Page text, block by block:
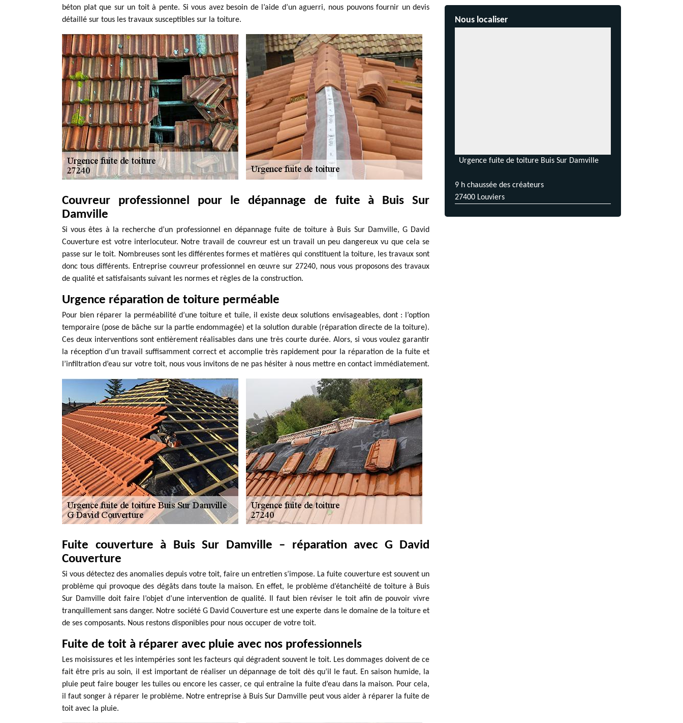
béton plat que sur un toit à pente. Si vous avez besoin de l’aide d’un aguerri, nous pouvons fournir un devis
détaillé sur tous les travaux susceptibles sur la toiture.
Couvreur professionnel pour le dépannage de fuite à Buis Sur
Damville
Si vous êtes à la recherche d’un professionnel en dépannage fuite de toiture à Buis Sur Damville, G David
Couverture est votre interlocuteur. Notre travail de couvreur est un travail un peu dangereux vu que cela se
passe sur le toit. Nombreuses sont les différentes formes et matières qui constituent la toiture, les travaux sont
donc tous différents. Entreprise couvreur professionnel en œuvre sur 27240, nous vous proposons des travaux
de qualité et satisfaisants suivant les normes et règles de la construction.
Urgence réparation de toiture perméable
Pour bien réparer la perméabilité d’une toiture et tuile, il existe deux solutions envisageables, dont : l’option
temporaire (pose de bâche sur la partie endommagée) et la solution durable (réparation directe de la toiture).
Ces deux interventions sont entièrement réalisables dans une très courte durée. Alors, si vous voulez garantir
la réception d’un travail suffisamment correct et accomplie très rapidement pour la réparation de la fuite et
l’infiltration d’eau sur votre toit, nous vous invitons de ne pas hésiter à nous mettre en contact immédiatement.
Fuite couverture à Buis Sur Damville – réparation avec G David
Couverture
Si vous détectez des anomalies depuis votre toit, faire un entretien s’impose. La fuite couverture est souvent un
problème qui provoque des dégâts dans toute la maison. En effet, le problème d’étanchéité de toiture à Buis
Sur Damville doit faire l’objet d’une intervention de qualité. Il faut bien réviser le toit afin de pouvoir vivre
tranquillement sans danger. Notre société G David Couverture est une experte dans le domaine de la toiture et
de ses composants. Nous restons disponibles pour nous occuper de votre toit.
Fuite de toit à réparer avec pluie avec nos professionnels
Les moisissures et les intempéries sont les facteurs qui dégradent souvent le toit. Les dommages doivent de ce
fait être pris au soin, il est important de réaliser un dépannage de toit dès qu’il le faut. En saison humide, la
pluie peut faire bouger les tuiles ou encore les casser, ce qui entraîne la fuite d’eau dans la maison. Pour cela,
il faut songer à réparer le problème. Notre entreprise à Buis Sur Damville peut vous aider à réparer la fuite de
toit avec la pluie.
Nous localiser
Urgence fuite de toiture Buis Sur Damville
9 h chaussée des créateurs
27400 Louviers